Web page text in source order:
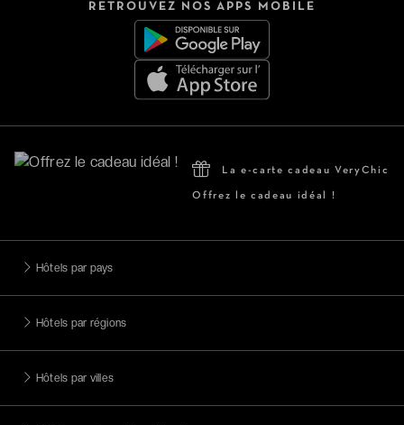
RETROUVEZ NOS APPS MOBILE
La e-carte cadeau VeryChic
Offrez le cadeau idéal !
Hôtels par pays
Hôtels par régions
Hôtels par villes